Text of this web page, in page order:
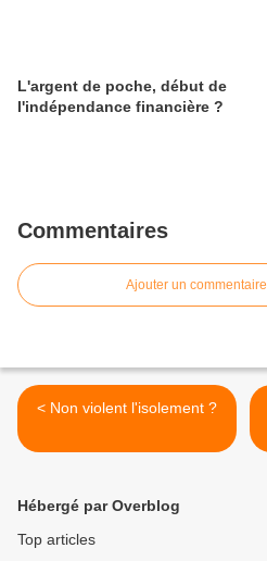
L'argent de poche, début de
l'indépendance financière ?
Commentaires
Ajouter un commentaire
< Non violent l'isolement ?
Hébergé par Overblog
Top articles